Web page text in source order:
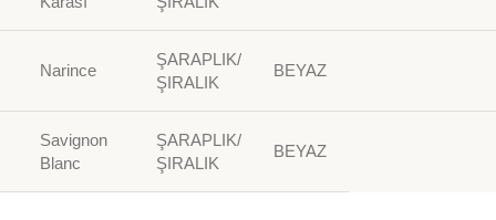
Narince
ŞARAPLIK/
ŞIRALIK
BEYAZ
Savignon
Blanc
ŞARAPLIK/
ŞIRALIK
BEYAZ